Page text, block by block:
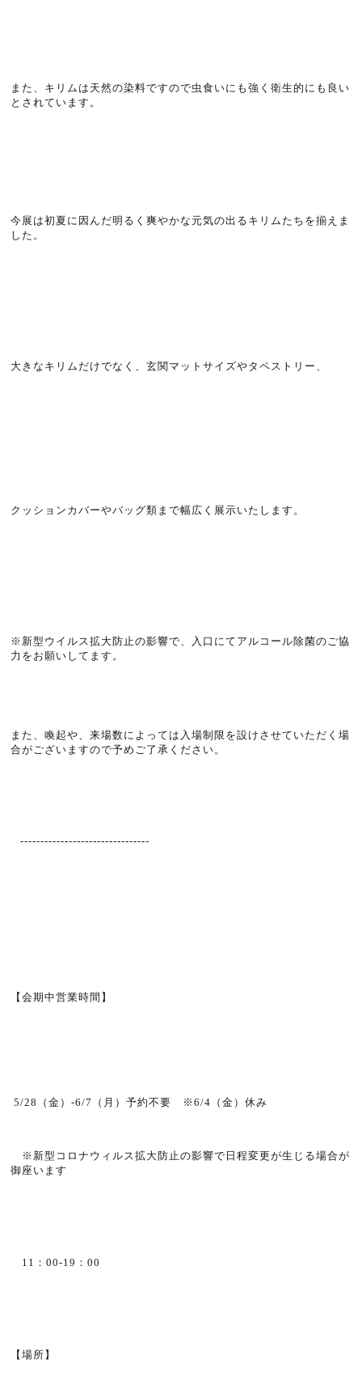
また、キリムは天然の染料ですので虫食いにも強く衛生的にも良い
とされています。
今展は初夏に因んだ明るく爽やかな元気の出るキリムたちを揃えま
した。
大きなキリムだけでなく、玄関マットサイズやタペストリー、
クッションカバーやバッグ類まで幅広く展示いたします。
※新型ウイルス拡大防止の影響で、入口にてアルコール除菌のご協
力をお願いしてます。
また、喚起や、来場数によっては入場制限を設けさせていただく場
合がございますので予めご了承ください。
--------------------------------
【会期中営業時間】
5/28（金）-6/7（月）予約不要 ※6/4（金）休み
※新型コロナウィルス拡大防止の影響で日程変更が生じる場合が
御座います
11：00-19：00
【場所】